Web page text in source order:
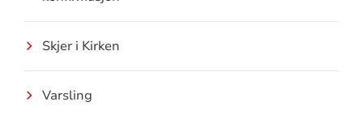
Skjer i Kirken
Varsling